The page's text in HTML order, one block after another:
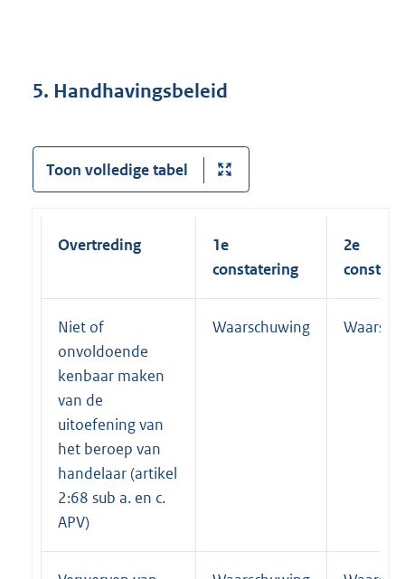
5. Handhavingsbeleid
Toon volledige tabel
Overtreding
1e
constatering
2e
Niet of
onvoldoende
kenbaar maken
van de
uitoefening van
het beroep van
handelaar (artikel
2:68 sub a. en c.
APV)
Waarschuwing